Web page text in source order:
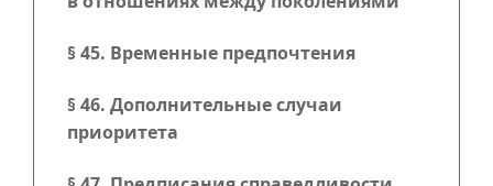
§ 45. Временные предпочтения
§ 46. Дополнительные случаи
приоритета